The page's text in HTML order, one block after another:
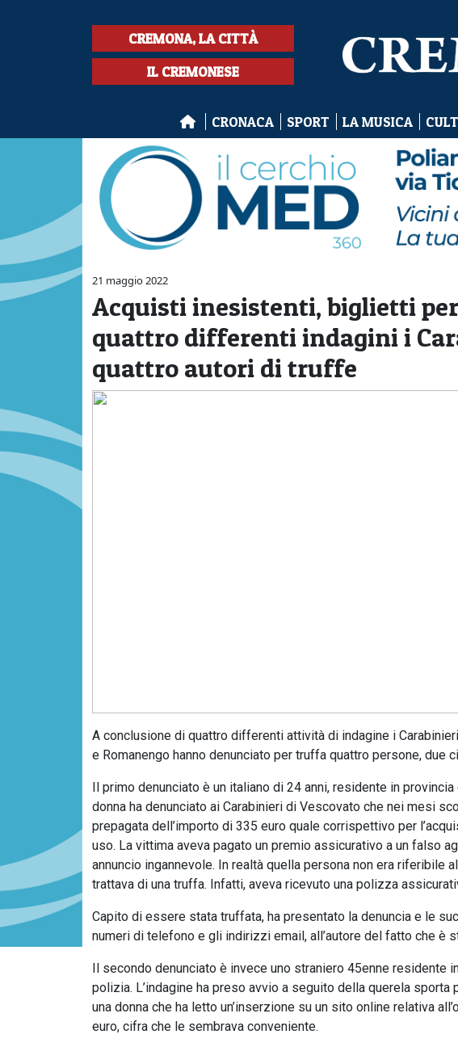
CREMONA, LA CITTÀ
IL CREMONESE
CRONACA SPORT LA MUSICA
21 maggio 2022
Acquisti inesistenti, biglietti
quattro differenti indagini i
quattro autori di truffe
A conclusione di quattro differenti attività di indagine i
e Romanengo hanno denunciato per truffa quattro persone, due
Il primo denunciato è un italiano di 24 anni, residente in
donna ha denunciato ai Carabinieri di Vescovato che nei mesi
prepagata dell’importo di 335 euro quale corrispettivo per
uso. La vittima aveva pagato un premio assicurativo a un falso
annuncio ingannevole. In realtà quella persona non era riferibile
trattava di una truffa. Infatti, aveva ricevuto una polizza
Capito di essere stata truffata, ha presentato la denuncia e le
numeri di telefono e gli indirizzi email, all’autore del fatto che è
Il secondo denunciato è invece uno straniero 45enne residente
polizia. L’indagine ha preso avvio a seguito della querela
una donna che ha letto un’inserzione su un sito online relativa
euro, cifra che le sembrava conveniente.